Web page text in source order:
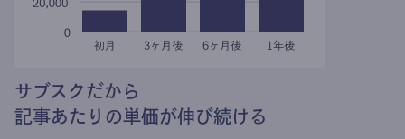
サブスクだから
記事あたりの単価が伸び続ける